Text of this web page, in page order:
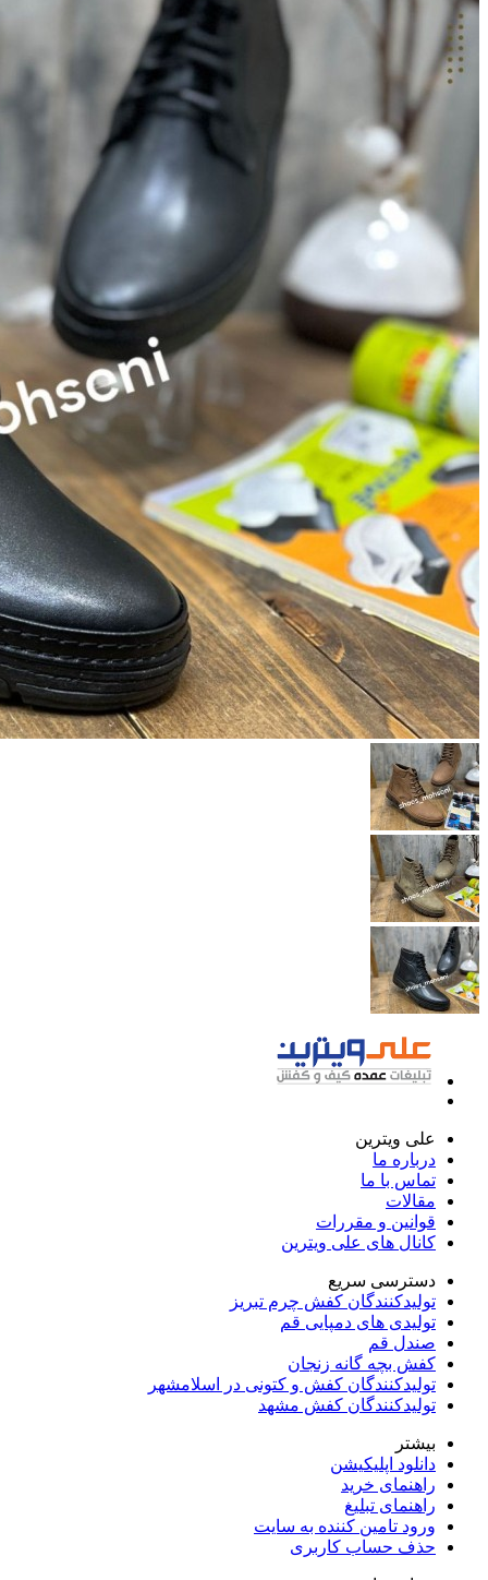
علی ویترین
درباره ما
تماس با ما
مقالات
قوانین و مقررات
کانال های علی ویترین
دسترسی سریع
تولیدکنندگان کفش چرم تبریز
تولیدی های دمپایی قم
صندل قم
کفش بچه گانه زنجان
تولیدکنندگان کفش و کتونی در اسلامشهر
تولیدکنندگان کفش مشهد
بیشتر
دانلود اپلیکیشن
راهنمای خرید
راهنمای تبلیغ
ورود تامین کننده به سایت
حذف حساب کاربری